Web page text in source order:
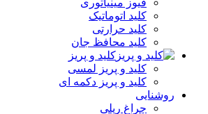
کلید اتوماتیک
کلید حرارتی
کلید محافظ جان
کلید و پریز
کلید و پریز لمسی
کلید و پریز دکمه‌ ای
روشنایی
چراغ ریلی